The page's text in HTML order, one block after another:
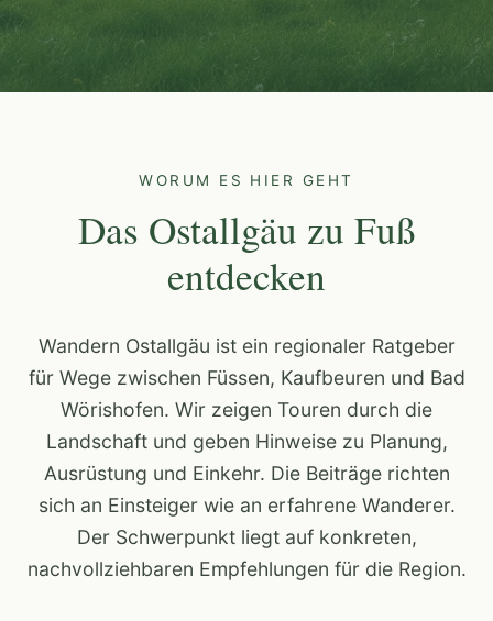
WORUM ES HIER GEHT
Das Ostallgäu zu Fuß
entdecken
Wandern Ostallgäu ist ein regionaler Ratgeber
für Wege zwischen Füssen, Kaufbeuren und Bad
Wörishofen. Wir zeigen Touren durch die
Landschaft und geben Hinweise zu Planung,
Ausrüstung und Einkehr. Die Beiträge richten
sich an Einsteiger wie an erfahrene Wanderer.
Der Schwerpunkt liegt auf konkreten,
nachvollziehbaren Empfehlungen für die Region.